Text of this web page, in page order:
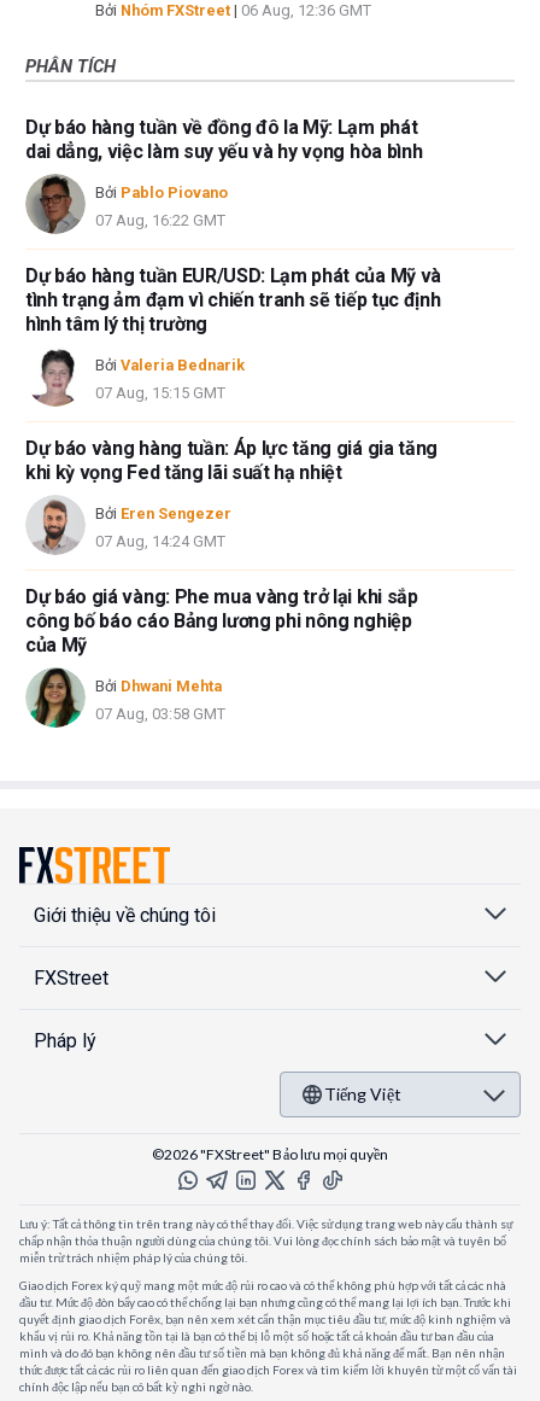
Bởi Nhóm FXStreet | 06 Aug, 12:36 GMT
PHÂN TÍCH
Dự báo hàng tuần về đồng đô la Mỹ: Lạm phát
dai dẳng, việc làm suy yếu và hy vọng hòa bình
Bởi Pablo Piovano
07 Aug, 16:22 GMT
Dự báo hàng tuần EUR/USD: Lạm phát của Mỹ và
tình trạng ảm đạm vì chiến tranh sẽ tiếp tục định
hình tâm lý thị trường
Bởi Valeria Bednarik
07 Aug, 15:15 GMT
Dự báo vàng hàng tuần: Áp lực tăng giá gia tăng
khi kỳ vọng Fed tăng lãi suất hạ nhiệt
Bởi Eren Sengezer
07 Aug, 14:24 GMT
Dự báo giá vàng: Phe mua vàng trở lại khi sắp
công bố báo cáo Bảng lương phi nông nghiệp
của Mỹ
Bởi Dhwani Mehta
07 Aug, 03:58 GMT
Giới thiệu về chúng tôi
FXStreet
Pháp lý
Tiếng Việt
©2026 "FXStreet" Bảo lưu mọi quyền
Lưu ý: Tất cả thông tin trên trang này có thể thay đổi. Việc sử dụng trang web này cấu thành sự
chấp nhận thỏa thuận người dùng của chúng tôi. Vui lòng đọc chính sách bảo mật và tuyên bố
miễn trừ trách nhiệm pháp lý của chúng tôi.
Giao dịch Forex ký quỹ mang một mức độ rủi ro cao và có thể không phù hợp với tất cả các nhà
đầu tư. Mức độ đòn bẩy cao có thể chống lại bạn nhưng cũng có thể mang lại lợi ích bạn. Trước khi
quyết định giao dịch Forêx, bạn nên xem xét cẩn thận mục tiêu đầu tư, mức độ kinh nghiệm và
khẩu vị rủi ro. Khả năng tồn tại là bạn có thể bị lỗ một số hoặc tất cả khoản đầu tư ban đầu của
mình và do đó bạn không nên đầu tư số tiền mà bạn không đủ khả năng để mất. Bạn nên nhận
thức được tất cả các rủi ro liên quan đến giao dịch Forex và tìm kiếm lời khuyên từ một cố vấn tài
chính độc lập nếu bạn có bất kỳ nghi ngờ nào.